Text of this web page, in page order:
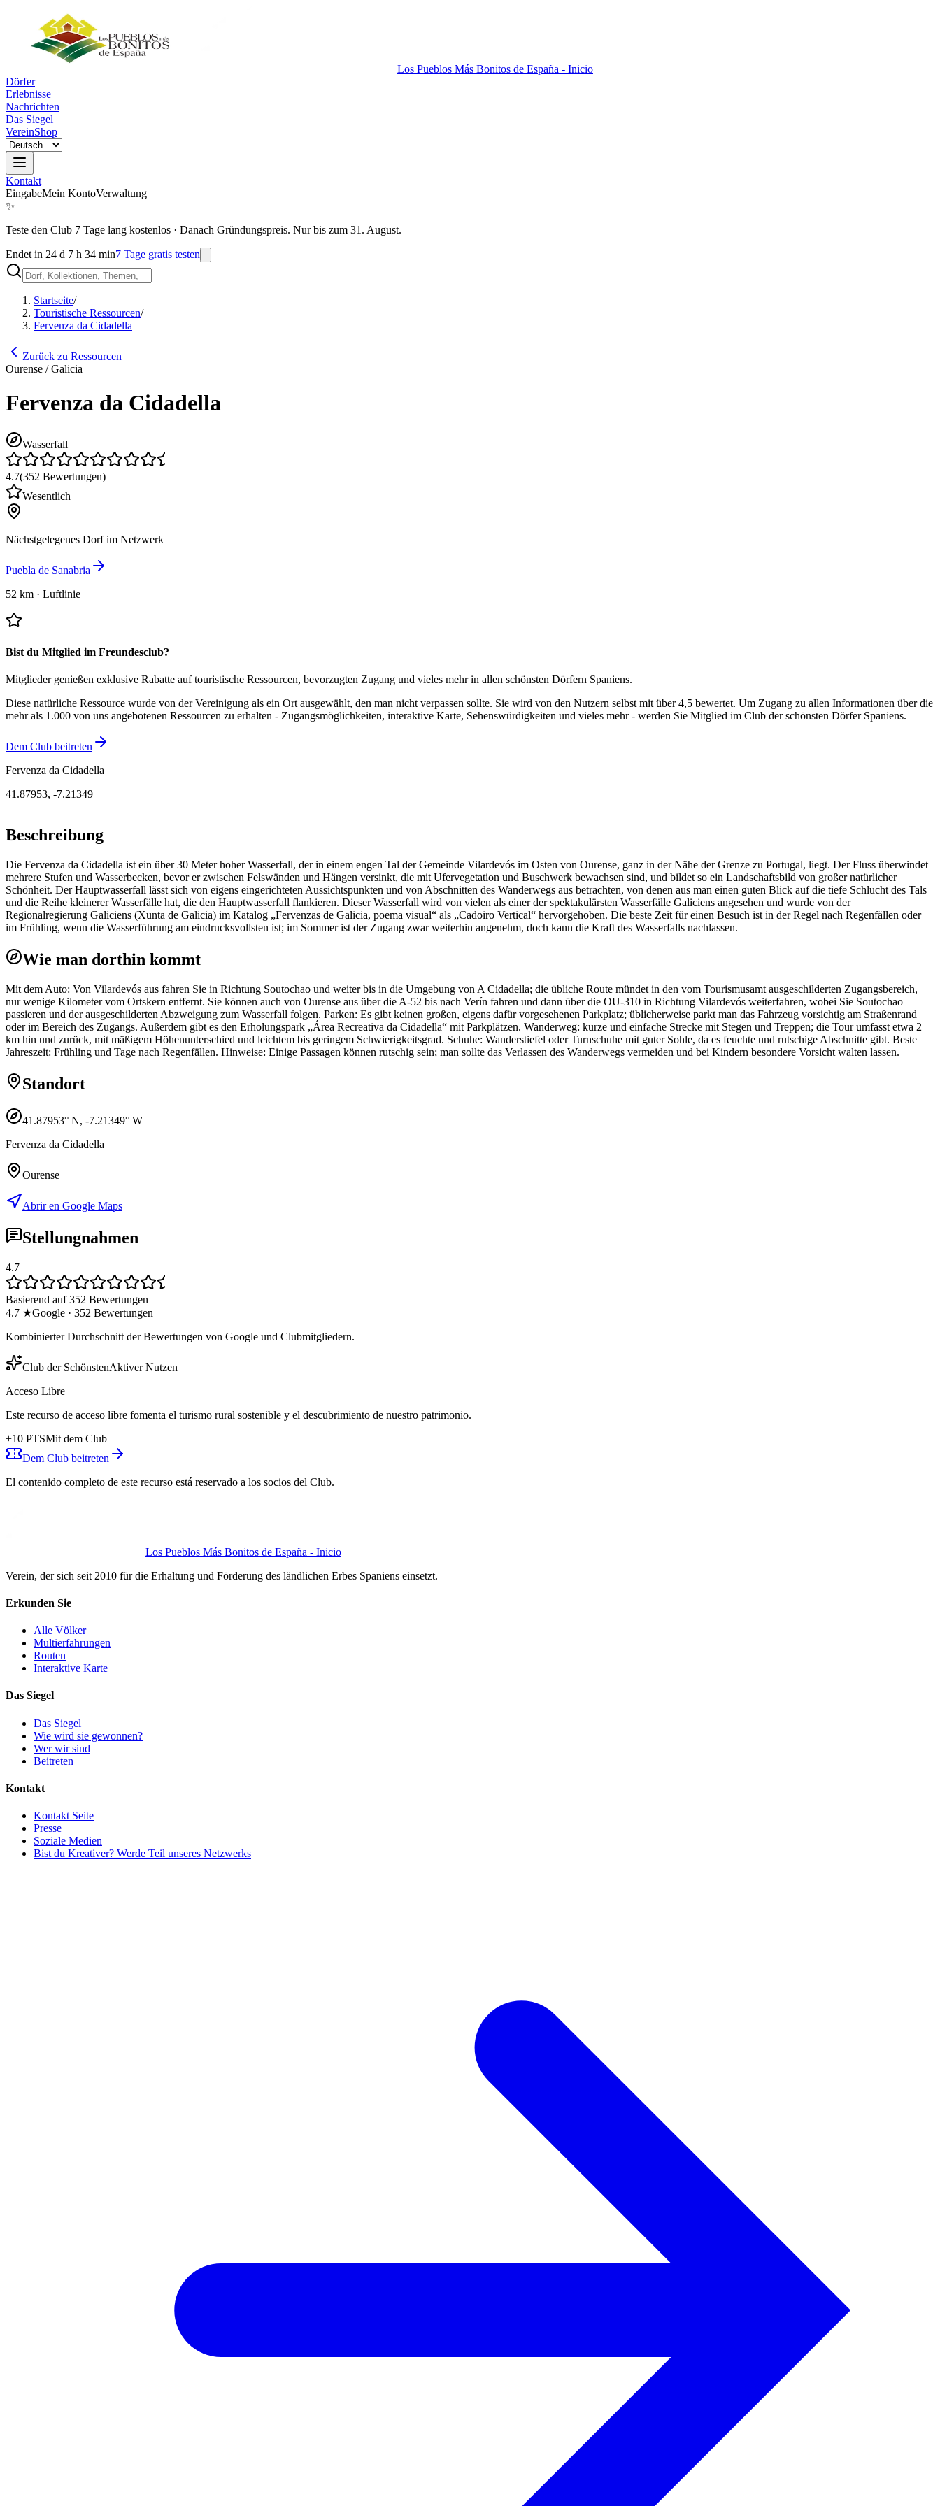
Los Pueblos Más Bonitos de España - Inicio
Dörfer
Erlebnisse
Nachrichten
Das Siegel
VereinShop
Kontakt
EingabeMein KontoVerwaltung
✨
Teste den Club 7 Tage lang kostenlos · Danach Gründungspreis. Nur bis zum 31. August.
Endet in 24 d 7 h 34 min7 Tage gratis testen
Startseite/
Touristische Ressourcen/
Fervenza da Cidadella
Zurück zu Ressourcen
Ourense / Galicia
Fervenza da Cidadella
Wasserfall
4.7(352 Bewertungen)
Wesentlich
Nächstgelegenes Dorf im Netzwerk
Puebla de Sanabria
52 km · Luftlinie
Bist du Mitglied im Freundesclub?
Mitglieder genießen exklusive Rabatte auf touristische Ressourcen, bevorzugten Zugang und vieles mehr in allen schönsten Dörfern Spaniens.
Diese natürliche Ressource wurde von der Vereinigung als ein Ort ausgewählt, den man nicht verpassen sollte. Sie wird von den Nutzern selbst mit über 4,5 bewertet. Um Zugang zu allen Informationen über die
mehr als 1.000 von uns angebotenen Ressourcen zu erhalten - Zugangsmöglichkeiten, interaktive Karte, Sehenswürdigkeiten und vieles mehr - werden Sie Mitglied im Club der schönsten Dörfer Spaniens.
Dem Club beitreten
Fervenza da Cidadella
41.87953, -7.21349
Beschreibung
Die Fervenza da Cidadella ist ein über 30 Meter hoher Wasserfall, der in einem engen Tal der Gemeinde Vilardevós im Osten von Ourense, ganz in der Nähe der Grenze zu Portugal, liegt. Der Fluss überwindet
mehrere Stufen und Wasserbecken, bevor er zwischen Felswänden und Hängen versinkt, die mit Ufervegetation und Buschwerk bewachsen sind, und bildet so ein Landschaftsbild von großer natürlicher
Schönheit. Der Hauptwasserfall lässt sich von eigens eingerichteten Aussichtspunkten und von Abschnitten des Wanderwegs aus betrachten, von denen aus man einen guten Blick auf die tiefe Schlucht des Tals
und die Reihe kleinerer Wasserfälle hat, die den Hauptwasserfall flankieren. Dieser Wasserfall wird von vielen als einer der spektakulärsten Wasserfälle Galiciens angesehen und wurde von der
Regionalregierung Galiciens (Xunta de Galicia) im Katalog „Fervenzas de Galicia, poema visual“ als „Cadoiro Vertical“ hervorgehoben. Die beste Zeit für einen Besuch ist in der Regel nach Regenfällen oder
im Frühling, wenn die Wasserführung am eindrucksvollsten ist; im Sommer ist der Zugang zwar weiterhin angenehm, doch kann die Kraft des Wasserfalls nachlassen.
Wie man dorthin kommt
Mit dem Auto: Von Vilardevós aus fahren Sie in Richtung Soutochao und weiter bis in die Umgebung von A Cidadella; die übliche Route mündet in den vom Tourismusamt ausgeschilderten Zugangsbereich,
nur wenige Kilometer vom Ortskern entfernt. Sie können auch von Ourense aus über die A-52 bis nach Verín fahren und dann über die OU-310 in Richtung Vilardevós weiterfahren, wobei Sie Soutochao
passieren und der ausgeschilderten Abzweigung zum Wasserfall folgen. Parken: Es gibt keinen großen, eigens dafür vorgesehenen Parkplatz; üblicherweise parkt man das Fahrzeug vorsichtig am Straßenrand
oder im Bereich des Zugangs. Außerdem gibt es den Erholungspark „Área Recreativa da Cidadella“ mit Parkplätzen. Wanderweg: kurze und einfache Strecke mit Stegen und Treppen; die Tour umfasst etwa 2
km hin und zurück, mit mäßigem Höhenunterschied und leichtem bis geringem Schwierigkeitsgrad. Schuhe: Wanderstiefel oder Turnschuhe mit guter Sohle, da es feuchte und rutschige Abschnitte gibt. Beste
Jahreszeit: Frühling und Tage nach Regenfällen. Hinweise: Einige Passagen können rutschig sein; man sollte das Verlassen des Wanderwegs vermeiden und bei Kindern besondere Vorsicht walten lassen.
Standort
41.87953° N, -7.21349° W
Fervenza da Cidadella
Ourense
Abrir en Google Maps
Stellungnahmen
4.7
Basierend auf 352 Bewertungen
4.7 ★Google · 352 Bewertungen
Kombinierter Durchschnitt der Bewertungen von Google und Clubmitgliedern.
Club der SchönstenAktiver Nutzen
Acceso Libre
Este recurso de acceso libre fomenta el turismo rural sostenible y el descubrimiento de nuestro patrimonio.
+10 PTSMit dem Club
Dem Club beitreten
El contenido completo de este recurso está reservado a los socios del Club.
Los Pueblos Más Bonitos de España - Inicio
Verein, der sich seit 2010 für die Erhaltung und Förderung des ländlichen Erbes Spaniens einsetzt.
Erkunden Sie
Alle Völker
Multierfahrungen
Routen
Interaktive Karte
Das Siegel
Das Siegel
Wie wird sie gewonnen?
Wer wir sind
Beitreten
Kontakt
Kontakt Seite
Presse
Soziale Medien
Bist du Kreativer? Werde Teil unseres Netzwerks